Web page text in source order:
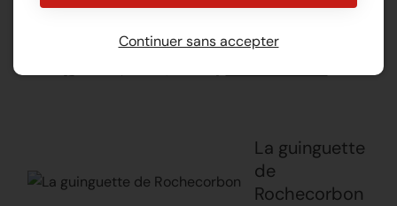
La guinguette
de
Rochecorbon
Continuer sans accepter